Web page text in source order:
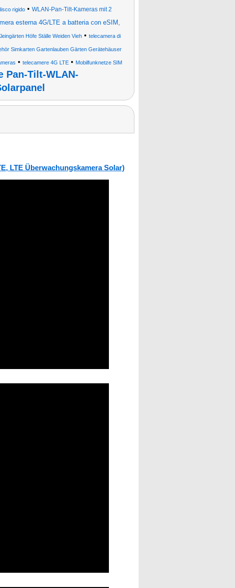
rigido• WLAN-Pan-Tilt-Kameras mit 2
esterna 4G/LTE a batteria con eSIM,
Höfe Ställe Weiden Vieh • telecamera di
Simkarten Gartenlauben Gärten Gerätehäuser
• telecamere 4G LTE• Mobilfunknetze SIM
Pan-Tilt-WLAN-
LTE Überwachungskamera Solar)